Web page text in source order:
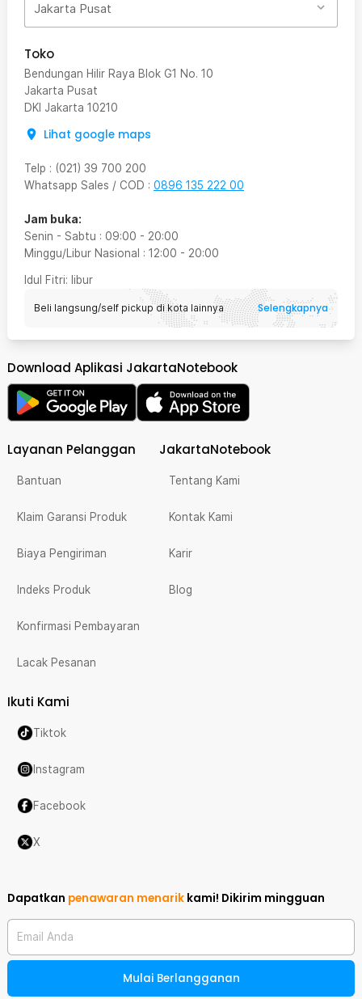
Jakarta Pusat
Toko
Bendungan Hilir Raya Blok G1 No. 10
Jakarta Pusat
DKI Jakarta 10210
Lihat google maps
Telp : (021) 39 700 200
Whatsapp Sales / COD : 0896 135 222 00
Jam buka:
Senin - Sabtu : 09:00 - 20:00
Minggu/Libur Nasional : 12:00 - 20:00
Idul Fitri: libur
Beli langsung/self pickup di kota lainnya Selengkapnya
Download Aplikasi JakartaNotebook
Layanan Pelanggan
Bantuan
Klaim Garansi Produk
Biaya Pengiriman
Indeks Produk
Konfirmasi Pembayaran
Lacak Pesanan
JakartaNotebook
Tentang Kami
Kontak Kami
Karir
Blog
Ikuti Kami
Tiktok
Instagram
Facebook
X
Dapatkan penawaran menarik kami! Dikirim mingguan
Email Anda
Mulai Berlangganan